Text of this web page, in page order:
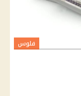
فلوس